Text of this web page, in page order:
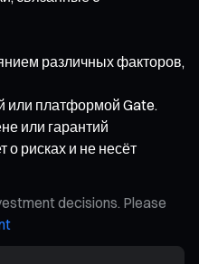
различных факторов,
или платформой Gate.
или гарантий
рисках и не несёт
decisions. Please